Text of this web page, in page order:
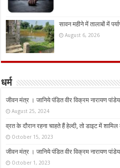
सावन महीने में तालाबों में
August 6, 2026
धर्म
जीवन मंत्र । जानिये पंडित वीर विक्रम नारायण
August 25, 2024
व्रत के दौरान रहना चाहते हैं हेल्दी, तो डाइट में
October 15, 2023
जीवन मंत्र । जानिये पंडित वीर विक्रम नारायण
October 1, 2023